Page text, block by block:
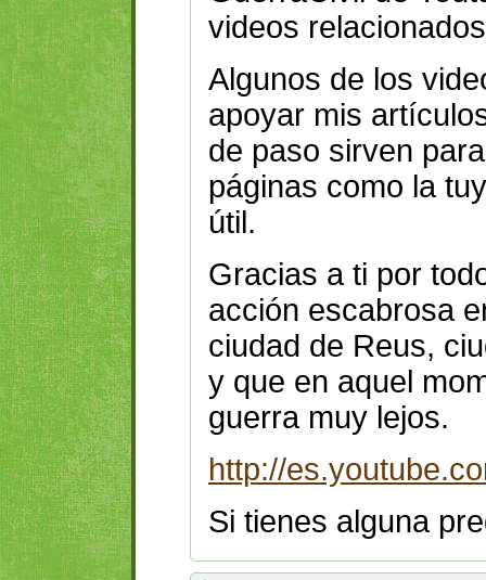
videos
Algunos de los
apoyar mis
de paso sirven
páginas como la
útil.
Gracias a ti por
acción escabrosa
ciudad de Reus,
y que en aquel
guerra muy lejos.
http://
Si tienes alguna